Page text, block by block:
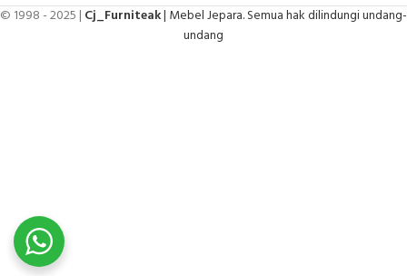
© 1998 - 2025 | Cj_Furniteak| Mebel Jepara. Semua hak dilindungi undang-
undang